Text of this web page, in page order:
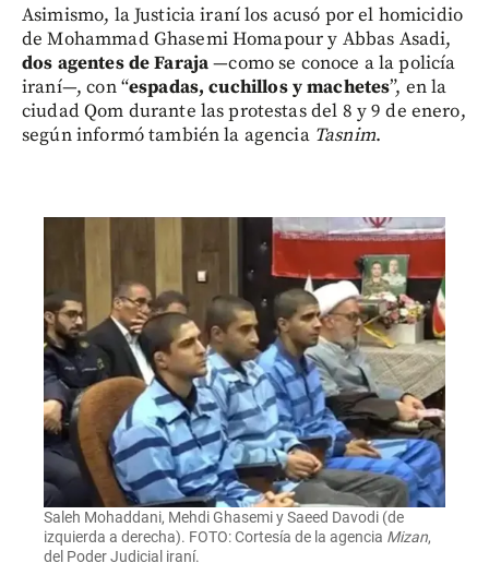
Asimismo, la Justicia iraní los acusó por el homicidio
de Mohammad Ghasemi Homapour y Abbas Asadi,
dos agentes de Faraja—como se conoce a la policía
iraní—, con “espadas, cuchillos y machetes”, en la
ciudad Qom durante las protestas del 8 y 9 de enero,
según informó también la agencia Tasnim.
Saleh Mohaddani, Mehdi Ghasemi y Saeed Davodi (de
izquierda a derecha). FOTO: Cortesía de la agencia Mizan,
del Poder Judicial iraní.